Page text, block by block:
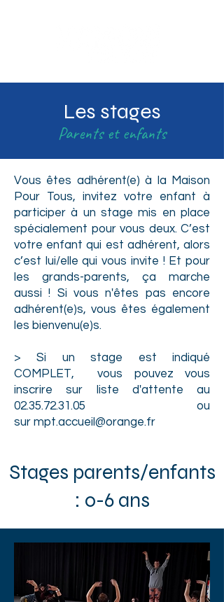
Les stages
Parents et enfants
Vous êtes adhérent(e) à la Maison
Pour Tous, invitez votre enfant à
participer à un stage mis en place
spécialement pour vous deux. C’est
votre enfant qui est adhérent, alors
c’est lui/elle qui vous invite ! Et pour
les grands-parents, ça marche
aussi ! Si vous n'êtes pas encore
adhérent(e)s, vous êtes également
les bienvenu(e)s.
> Si un stage est indiqué
COMPLET, vous pouvez vous
inscrire sur liste d'attente au
02.35.72.31.05 ou
sur mpt.accueil@orange.fr
Stages parents/enfants
: 0-6 ans